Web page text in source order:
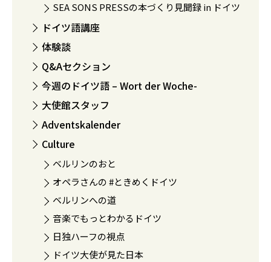
SEA SONS PRESSの本づくり見聞録 in ドイツ
ドイツ語講座
体験談
Q&Aセクション
今週のドイツ語 – Wort der Woche-
大使館スタッフ
Adventskalender
Culture
ベルリンのおと
オペラさんの #ときめくドイツ
ベルリンへの道
音楽でもっとわかるドイツ
日独ハーフの視点
ドイツ大使が見た日本